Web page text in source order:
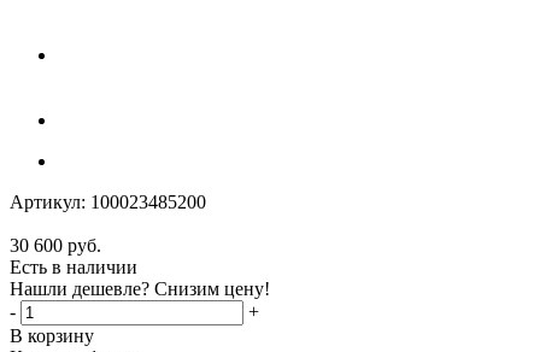
Артикул: 100023485200
30 600 руб.
Есть в наличии
Нашли дешевле? Снизим цену!
-
+
В корзину